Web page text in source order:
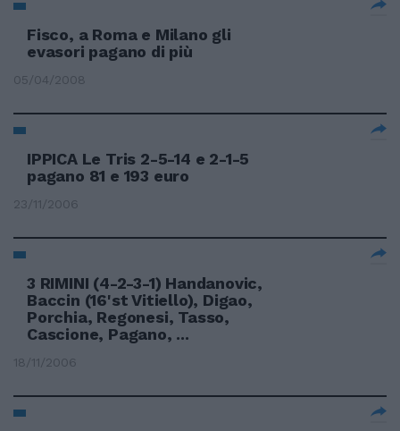
Fisco, a Roma e Milano gli
evasori pagano di più
05/04/2008
IPPICA Le Tris 2-5-14 e 2-1-5
pagano 81 e 193 euro
23/11/2006
3 RIMINI (4-2-3-1) Handanovic,
Baccin (16'st Vitiello), Digao,
Porchia, Regonesi, Tasso,
Cascione, Pagano, ...
18/11/2006